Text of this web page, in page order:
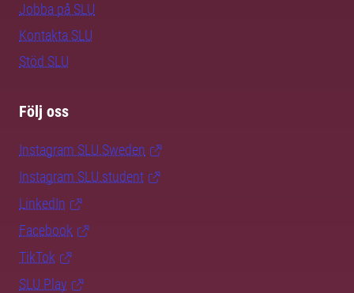
Jobba på SLU
Kontakta SLU
Stöd SLU
Följ oss
Instagram SLU.Sweden
Instagram SLU.student
LinkedIn
Facebook
TikTok
SLU Play